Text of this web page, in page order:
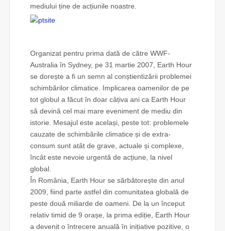
mediului ține de acțiunile noastre.
Organizat pentru prima dată de către WWF-
Australia în Sydney, pe 31 martie 2007, Earth Hour
se dorește a fi un semn al conștientizării problemei
schimbărilor climatice. Implicarea oamenilor de pe
tot globul a făcut în doar câțiva ani ca Earth Hour
să devină cel mai mare eveniment de mediu din
istorie. Mesajul este același, peste tot: problemele
cauzate de schimbările climatice și de extra-
consum sunt atât de grave, actuale și complexe,
încât este nevoie urgentă de acțiune, la nivel
global.
În România, Earth Hour se sărbătorește din anul
2009, fiind parte astfel din comunitatea globală de
peste două miliarde de oameni. De la un început
relativ timid de 9 orașe, la prima ediție, Earth Hour
a devenit o întrecere anuală în inițiative pozitive, o